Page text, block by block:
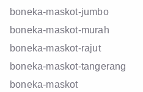
boneka-maskot-jumbo
boneka-maskot-murah
boneka-maskot-rajut
boneka-maskot-tangerang
boneka-maskot